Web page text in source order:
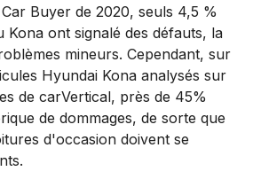
Buyer de 2020, seuls 4,5 %
Kona ont signalé des défauts, la
mineurs. Cependant, sur
Hyundai Kona analysés sur
de carVertical, près de 45%
de dommages, de sorte que
d'occasion doivent se